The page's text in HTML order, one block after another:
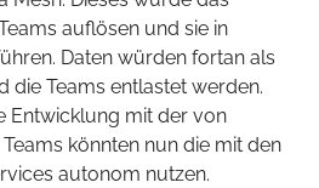
auflösen und sie in
Daten würden fortan als
die Teams entlastet werden.
Entwicklung mit der von
könnten nun die mit den
autonom nutzen.